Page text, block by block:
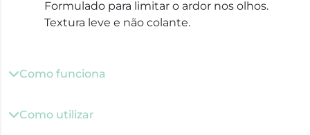
Formulado para limitar o ardor nos olhos.
Textura leve e não colante.
Como funciona
Como utilizar